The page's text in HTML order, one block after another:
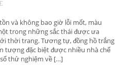
và không bao giờ lỗi mốt, màu
trong những sắc thái được ưa
thời trang. Tương tự, đồng hồ trắng
tượng đặc biệt được nhiều nhà chế
thử nghiệm về […]